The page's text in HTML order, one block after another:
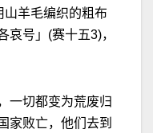
山羊毛编织的粗布
哀号」(赛十五3)，
一切都变为荒废归
家败亡，他们去到